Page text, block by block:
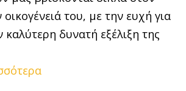
του, με την ευχή για
καλύτερη δυνατή εξέλιξη της